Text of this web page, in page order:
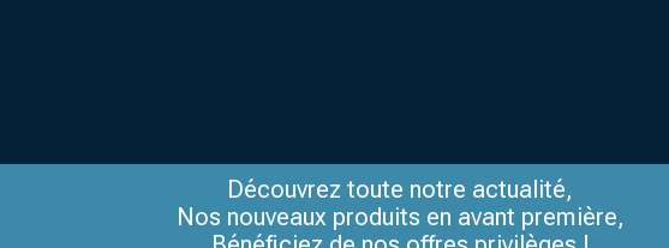
Découvrez toute notre actualité,
Nos nouveaux produits en avant première,